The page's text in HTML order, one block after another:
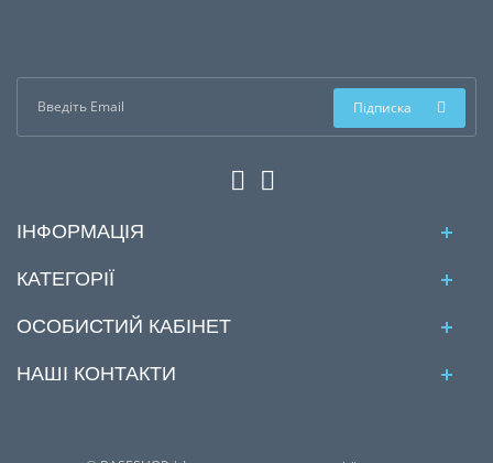
Підписка
ІНФОРМАЦІЯ
КАТЕГОРІЇ
ОСОБИСТИЙ КАБІНЕТ
НАШІ КОНТАКТИ